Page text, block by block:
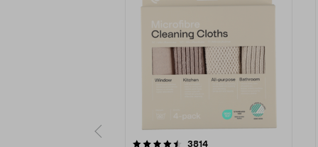
3814arvostelut
4.5viidestä